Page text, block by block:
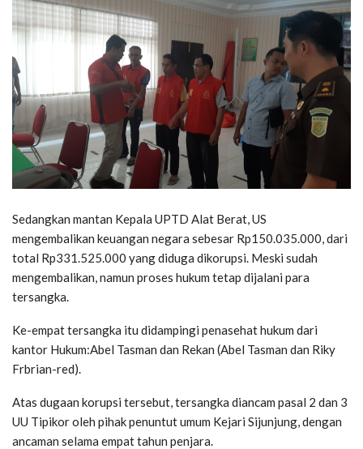
Sedangkan mantan Kepala UPTD Alat Berat, US
mengembalikan keuangan negara sebesar Rp150.035.000, dari
total Rp331.525.000 yang diduga dikorupsi. Meski sudah
mengembalikan, namun proses hukum tetap dijalani para
tersangka.
Ke-empat tersangka itu didampingi penasehat hukum dari
kantor Hukum:Abel Tasman dan Rekan (Abel Tasman dan Riky
Frbrian-red).
Atas dugaan korupsi tersebut, tersangka diancam pasal 2 dan 3
UU Tipikor oleh pihak penuntut umum Kejari Sijunjung, dengan
ancaman selama empat tahun penjara.